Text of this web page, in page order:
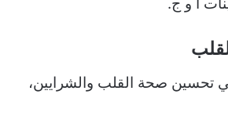
تحسين صحة القلب والشرايين،